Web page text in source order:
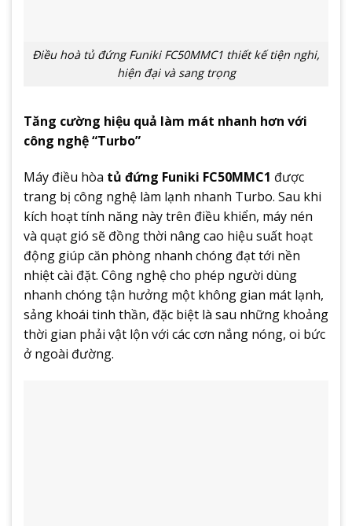
Điều hoà tủ đứng Funiki FC50MMC1 thiết kế tiện nghi,
hiện đại và sang trọng
Tăng cường hiệu quả làm mát nhanh hơn với
công nghệ “Turbo”
Máy điều hòa tủ đứng Funiki FC50MMC1 được
trang bị công nghệ làm lạnh nhanh Turbo. Sau khi
kích hoạt tính năng này trên điều khiển, máy nén
và quạt gió sẽ đồng thời nâng cao hiệu suất hoạt
động giúp căn phòng nhanh chóng đạt tới nền
nhiệt cài đặt. Công nghệ cho phép người dùng
nhanh chóng tận hưởng một không gian mát lạnh,
sảng khoái tinh thần, đặc biệt là sau những khoảng
thời gian phải vật lộn với các cơn nắng nóng, oi bức
ở ngoài đường.